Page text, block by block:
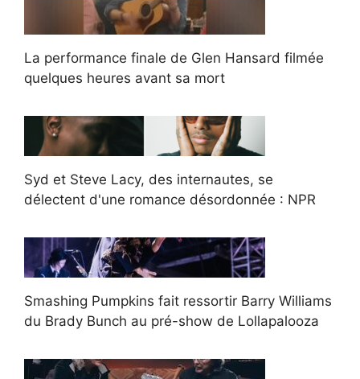
La performance finale de Glen Hansard filmée
quelques heures avant sa mort
Syd et Steve Lacy, des internautes, se
délectent d'une romance désordonnée : NPR
Smashing Pumpkins fait ressortir Barry Williams
du Brady Bunch au pré-show de Lollapalooza